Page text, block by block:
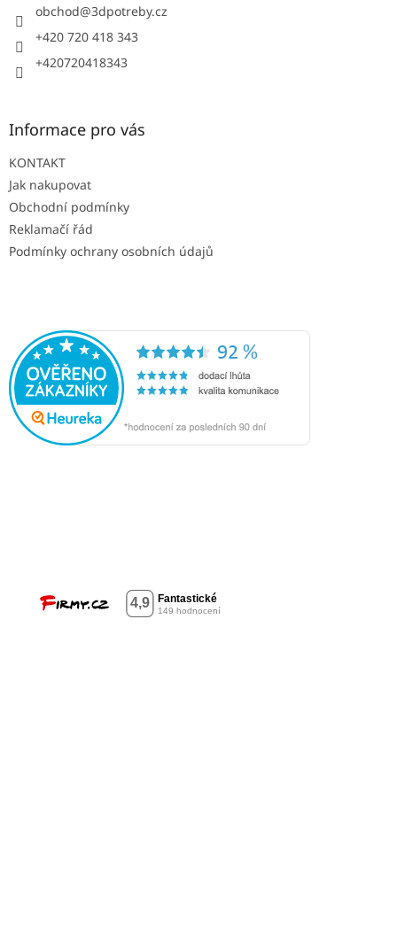
obchod@3dpotreby.cz
+420 720 418 343
+420720418343
Informace pro vás
KONTAKT
Jak nakupovat
Obchodní podmínky
Reklamačí řád
Podmínky ochrany osobních údajů